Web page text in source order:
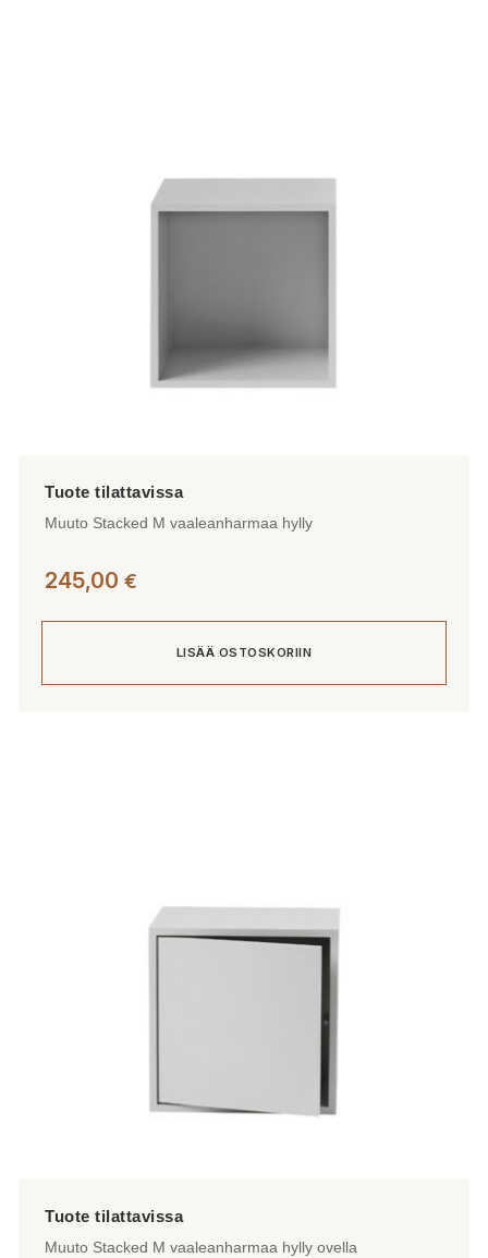
Muuto Stacked M vaaleanharmaa hylly
245,00 €
LISÄÄ OSTOSKORIIN
Muuto Stacked M vaaleanharmaa hylly ovella